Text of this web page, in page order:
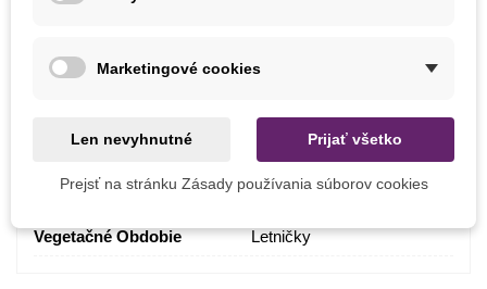
Stanovište
V exteriéri
Nehybridné
Mrazuvzdornosť
Vegetačné Obdobie Letničky
Marketingové cookies
Len nevyhnutné Prijať všetko
Prejsť na stránku Zásady používania súborov cookies